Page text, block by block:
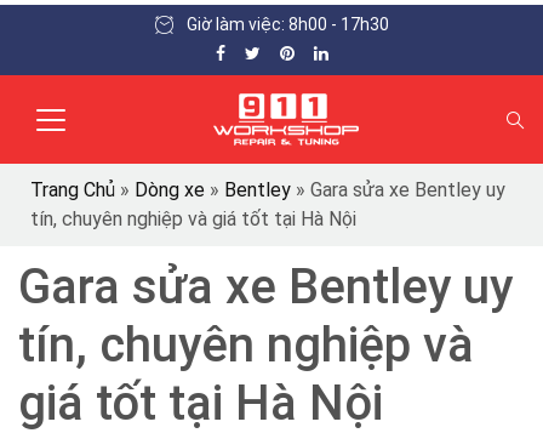
Giờ làm việc: 8h00 - 17h30
Trang Chủ » Dòng xe » Bentley » Gara sửa xe Bentley uy
tín, chuyên nghiệp và giá tốt tại Hà Nội
Gara sửa xe Bentley uy
tín, chuyên nghiệp và
giá tốt tại Hà Nội